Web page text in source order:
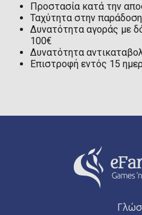
Προστασία κατά την
Ταχύτητα στην παράδοση
Δυνατότητα αγοράς με
100€
Δυνατότητα
Επιστροφή εντός 15